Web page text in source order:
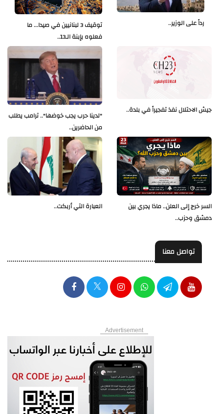
توقيف 3 لبنانيين في صيدا... ما
فعلوه بإبنة الـ13..
رداً على الوزير..
"لدينا حرب يجب خوضها".. ترامب يطلب
من الحاضرين..
جيش الاحتلال نفذ تفجيراً في بلدة..
العبارة التي أربكت..
السر خرج إلى العلن.. ماذا يجري بين
دمشق وحزب..
تواصل معنا
Advertisement